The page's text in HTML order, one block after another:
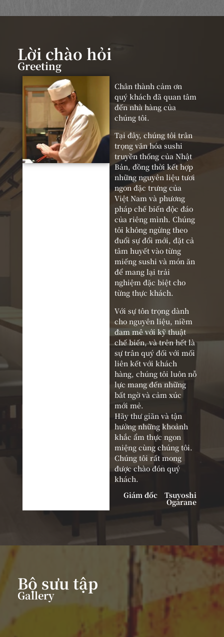
Lời chào hỏi
Greeting
Chân thành cảm ơn
quý khách đã quan tâm
đến nhà hàng của
chúng tôi.
Tại đây, chúng tôi trân
trọng văn hóa sushi
truyền thống của Nhật
Bản, đồng thời kết hợp
những nguyên liệu tươi
ngon đặc trưng của
Việt Nam và phương
pháp chế biến độc đáo
của riêng mình. Chúng
tôi không ngừng theo
đuổi sự đổi mới, đặt cả
tâm huyết vào từng
miếng sushi và món ăn
để mang lại trải
nghiệm đặc biệt cho
từng thực khách.
Với sự tôn trọng dành
cho nguyên liệu, niềm
đam mê với kỹ thuật
chế biến, và trên hết là
sự trân quý đối với mối
liên kết với khách
hàng, chúng tôi luôn nỗ
lực mang đến những
bất ngờ và cảm xúc
mới mẻ.
Hãy thư giãn và tận
hưởng những khoảnh
khắc ẩm thực ngon
miệng cùng chúng tôi.
Chúng tôi rất mong
được chào đón quý
khách.
Giám đốc Tsuyoshi
Ogarane
Bộ sưu tập
Gallery